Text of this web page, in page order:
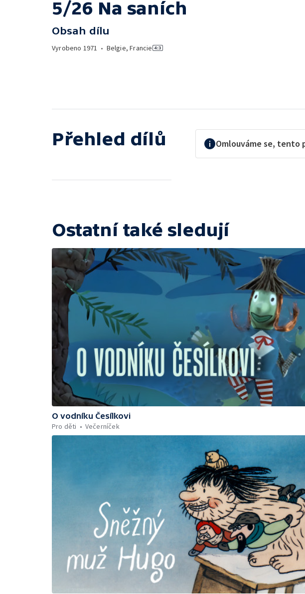
5/26 Na saních
Obsah dílu
Vyrobeno 1971 • Belgie, Francie
Přehled dílů Omlouváme se, tento
Ostatní také sledují
O vodníku Česílkovi
Pro děti
Večerníček